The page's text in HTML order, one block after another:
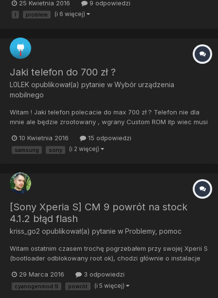
tam mojego telefonu. Czy da się jakoś inaczej zdobyć ten kod
odblokowujący ?
25 Kwietnia 2016 9 odpowiedzi
l problem (i 6 więcej)
Jaki telefon do 700 zł ?
L0LEK opublikował(a) pytanie w Wybór urządzenia
mobilnego
Witam ! Jaki telefon polecacie do max 700 zł ? Telefon nie dla
mnie ale będzie zrootowany , wgrany Custom ROM itp wiec musi
10 Kwietnia 2016
15 odpowiedzi
samsung sony (i 2 więcej)
[Sony Xperia S] CM 9 powrót na stock
4.1.2 błąd flash
kriss_go2 opublikował(a) pytanie w Problemy, pomoc
Witam ostatnim czasem trochę pogrzebałem przy swojej Xperii S
(bootloader odblokowany root ok), chodzi głównie o instalacje
lolipop 5.0 lecz zawierał błędy, wróciłem do stocka
(XperiaS_LT26i_6.2.B.1.96) przy pomocy flashtool. Później inny
29 Marca 2016 3 odpowiedzi
cyanogenmod 9 powrót (i 5 więcej)